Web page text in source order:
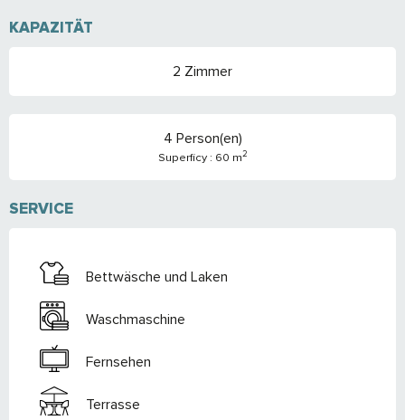
KAPAZITÄT
2 Zimmer
4 Person(en)
Superficy : 60 m2
SERVICE
Bettwäsche und Laken
Waschmaschine
Fernsehen
Terrasse